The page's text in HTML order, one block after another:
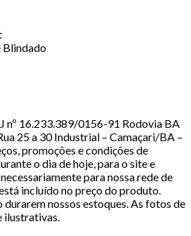
nº 16.233.389/0156-91 Rodovia BA
25 a 30 Industrial – Camaçari/BA –
promoções e condições de
o dia de hoje, para o site e
para nossa rede de
incluído no preço do produto.
nossos estoques. As fotos de
ilustrativas.